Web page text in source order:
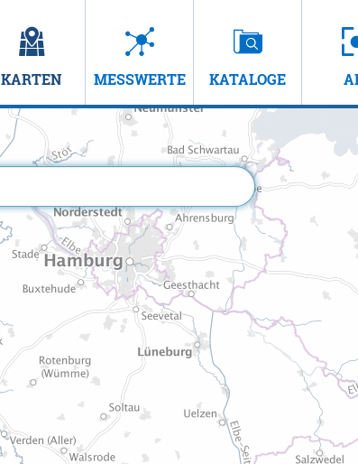
KARTEN MESSWERTE KATALOGE